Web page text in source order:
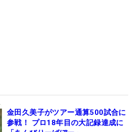
金田久美子がツアー通算500試合に
参戦！ プロ18年目の大記録達成に